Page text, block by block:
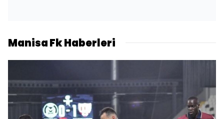
Manisa Fk Haberleri